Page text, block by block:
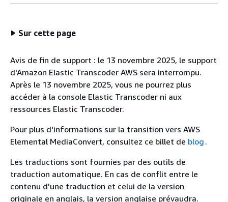
Sur cette page
Avis de fin de support : le 13 novembre 2025, le support
d'Amazon Elastic Transcoder AWS sera interrompu.
Après le 13 novembre 2025, vous ne pourrez plus
accéder à la console Elastic Transcoder ni aux
ressources Elastic Transcoder.
Pour plus d'informations sur la transition vers AWS
Elemental MediaConvert, consultez ce billet de blog .
Les traductions sont fournies par des outils de
traduction automatique. En cas de conflit entre le
contenu d'une traduction et celui de la version
originale en anglais, la version anglaise prévaudra.